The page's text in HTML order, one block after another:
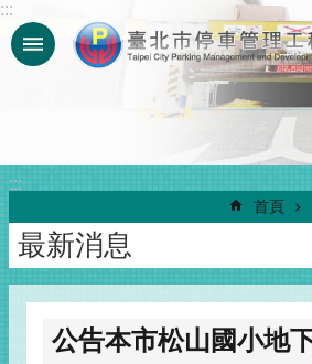
跳到主要內容區塊
:::
:::
首頁
最新消息
公告本市松山國小地